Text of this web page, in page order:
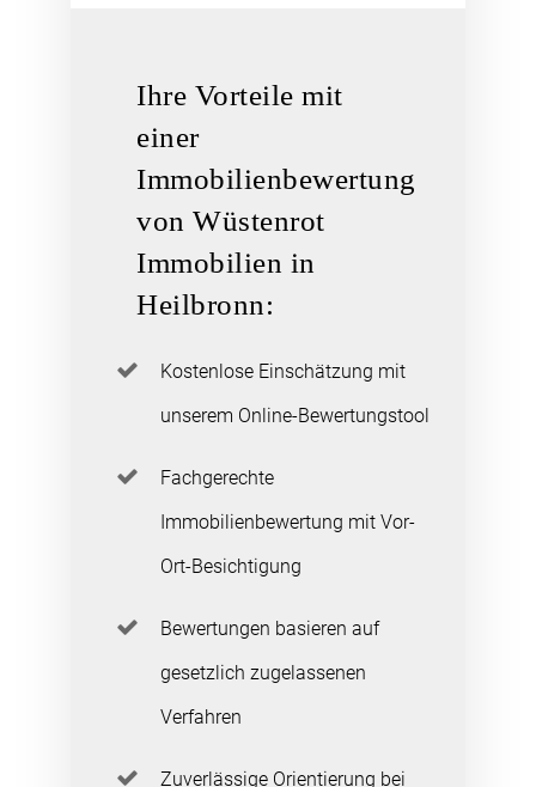
Ihre Vorteile mit
einer
Immobilienbewertung
von Wüstenrot
Immobilien in
Heilbronn:
Kostenlose Einschätzung mit
unserem Online-Bewertungstool
Fachgerechte
Immobilienbewertung mit Vor-
Ort-Besichtigung
Bewertungen basieren auf
gesetzlich zugelassenen
Verfahren
Zuverlässige Orientierung bei